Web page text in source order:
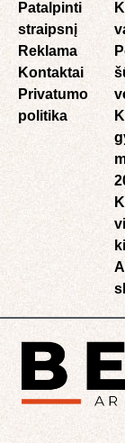
Patalpinti
straipsnį
Reklama
Kontaktai
Privatumo
politika